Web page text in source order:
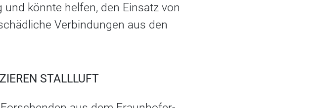
könnte helfen, den Einsatz von
Verbindungen aus den
STALLLUFT